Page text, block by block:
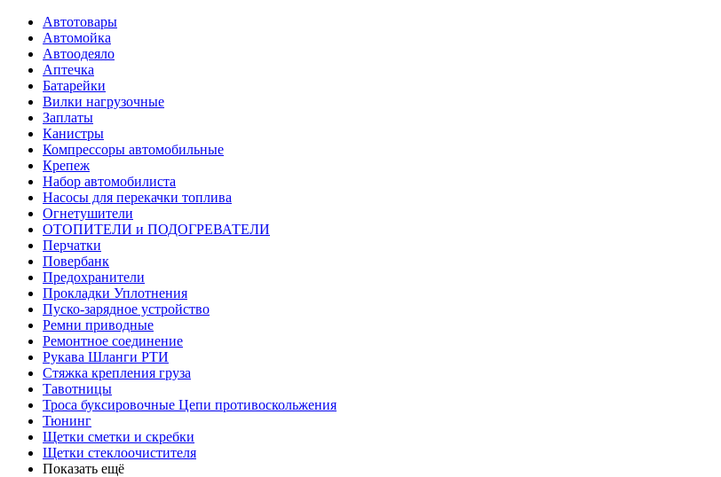
Автотовары
Автомойка
Автоодеяло
Аптечка
Батарейки
Вилки нагрузочные
Заплаты
Канистры
Компрессоры автомобильные
Крепеж
Набор автомобилиста
Насосы для перекачки топлива
Огнетушители
ОТОПИТЕЛИ и ПОДОГРЕВАТЕЛИ
Перчатки
Повербанк
Предохранители
Прокладки Уплотнения
Пуско-зарядное устройство
Ремни приводные
Ремонтное соединение
Рукава Шланги РТИ
Стяжка крепления груза
Тавотницы
Троса буксировочные Цепи противоскольжения
Тюнинг
Щетки сметки и скребки
Щетки стеклоочистителя
Показать ещё